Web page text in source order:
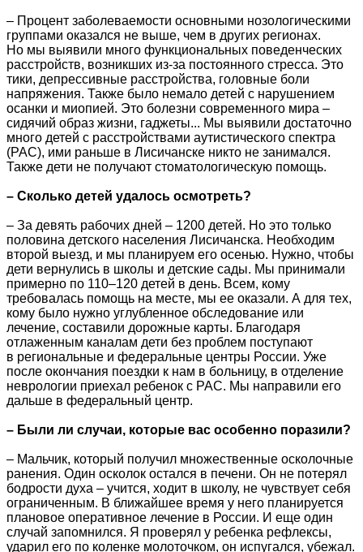
– Процент заболеваемости основными нозологическими
группами оказался не выше, чем в других регионах.
Но мы выявили много функциональных поведенческих
расстройств, возникших из-за постоянного стресса. Это
тики, депрессивные расстройства, головные боли
напряжения. Также было немало детей с нарушением
осанки и миопией. Это болезни современного мира –
сидячий образ жизни, гаджеты... Мы выявили достаточно
много детей с расстройствами аутистического спектра
(РАС), ими раньше в Лисичанске никто не занимался.
Также дети не получают стоматологическую помощь.
– Сколько детей удалось осмотреть?
– За девять рабочих дней – 1200 детей. Но это только
половина детского населения Лисичанска. Необходим
второй выезд, и мы планируем его осенью. Нужно, чтобы
дети вернулись в школы и детские сады. Мы принимали
примерно по 110–120 детей в день. Всем, кому
требовалась помощь на месте, мы ее оказали. А для тех,
кому было нужно углубленное обследование или
лечение, составили дорожные карты. Благодаря
отлаженным каналам дети без проблем поступают
в региональные и федеральные центры России. Уже
после окончания поездки к нам в больницу, в отделение
неврологии приехал ребенок с РАС. Мы направили его
дальше в федеральный центр.
– Были ли случаи, которые вас особенно поразили?
– Мальчик, который получил множественные осколочные
ранения. Один осколок остался в печени. Он не потерял
бодрости духа – учится, ходит в школу, не чувствует себя
ограниченным. В ближайшее время у него планируется
плановое оперативное лечение в России. И еще один
случай запомнился. Я проверял у ребенка рефлексы,
ударил его по коленке молоточком, он испугался, убежал.